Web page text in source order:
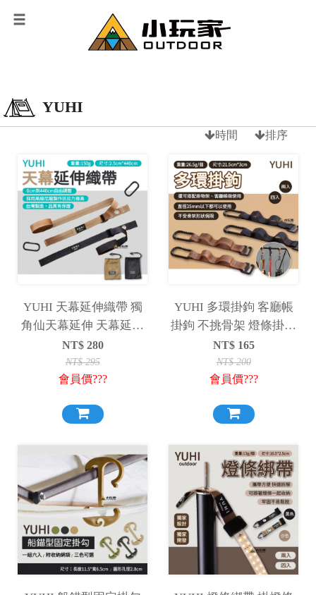
YUHI
時間 排序
YUHI 天幕延伸織帶 獨
角仙天幕延伸 天幕延伸
延伸織帶 露營必備 蝶型
天幕 延伸帶
NT$ 280
NT$295
會員價???
YUHI 多環掛鉤 客廳帳
掛鉤 不挑骨架 燈條掛鉤
露營 掛物架掛鉤 車宿掛
鉤 露營掛鉤 露營掛扣
NT$ 165
NT$200
會員價???